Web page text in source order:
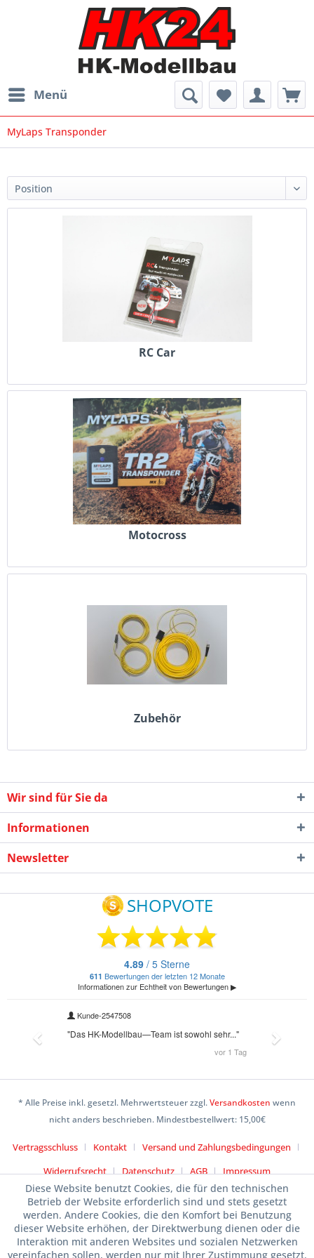
Menü
MyLaps Transponder
RC Car
Motocross
Zubehör
Wir sind für Sie da
Informationen
Newsletter
* Alle Preise inkl. gesetzl. Mehrwertsteuer zzgl.Versandkosten wenn
nicht anders beschrieben. Mindestbestellwert: 15,00€
Vertragsschluss Kontakt
Versand und Zahlungsbedingungen
Widerrufsrecht
Datenschutz AGB Impressum
Diese Website benutzt Cookies, die für den technischen
Betrieb der Website erforderlich sind und stets gesetzt
werden. Andere Cookies, die den Komfort bei Benutzung
dieser Website erhöhen, der Direktwerbung dienen oder die
Interaktion mit anderen Websites und sozialen Netzwerken
vereinfachen sollen, werden nur mit Ihrer Zustimmung gesetzt.